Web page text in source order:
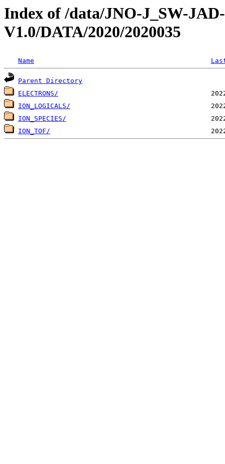
Index of /data/JNO-J_SW-
V1.0/DATA/2020/2020035
Name
Parent Directory
ELECTRONS/
ION_LOGICALS/
ION_SPECIES/
ION_TOF/